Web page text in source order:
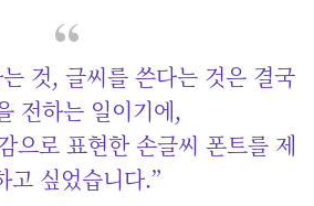
것, 글씨를 쓴다는 것은 결국
전하는 일이기에,
으로 표현한 손글씨 폰트를 제
고 싶었습니다.”